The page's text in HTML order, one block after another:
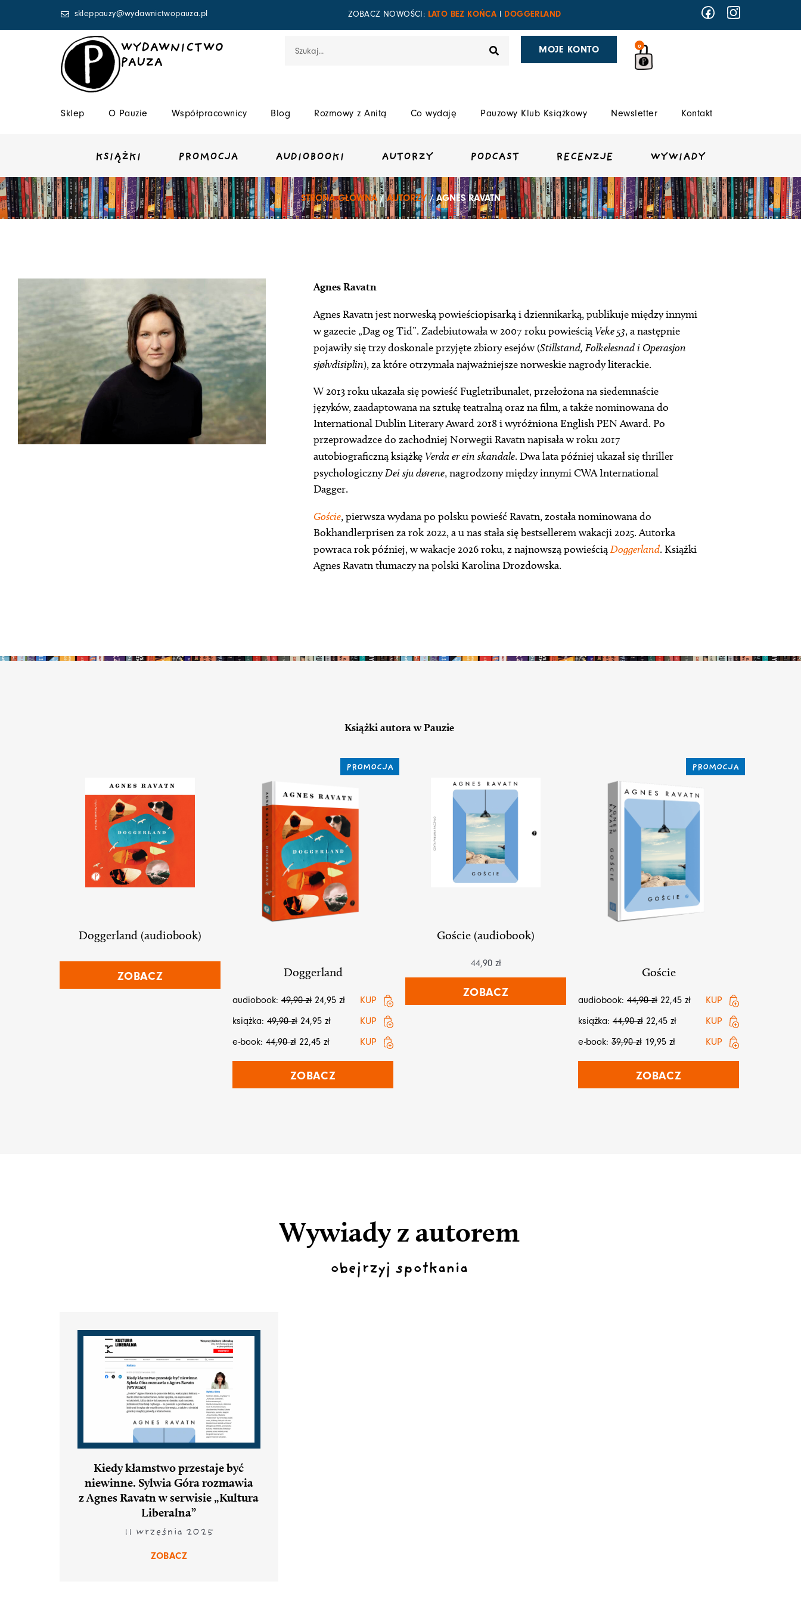
skleppauzy@wydawnictwopauza.pl ZOBACZ NOWOŚCI: LATO BEZ KOŃCA DOGGERLAND
WYDAWNICTWO
PAUZA
MOJE KONTO 0
Sklep O Pauzie Współpracownicy Blog Rozmowy z Anitą Co wydaję Pauzowy Klub Książkowy Newsletter Kontakt
KSIĄŻKI PROMOCJA AUDIOBOOKI AUTORZY PODCAST RECENZJE WYWIADY
STRONA GŁÓWNA/AUTORZY/ AGNES RAVATN
Agnes Ravatn
Agnes Ravatn jest norweską powieściopisarką i dziennikarką, publikuje między innymi
w gazecie „Dag og Tid”. Zadebiutowała w 2007 roku powieścią Veke 53, a następnie
pojawiły się trzy doskonale przyjęte zbiory esejów (Stillstand, Folkelesnad i Operasjon
sjølvdisiplin), za które otrzymała najważniejsze norweskie nagrody literackie.
W 2013 roku ukazała się powieść Fugletribunalet, przełożona na siedemnaście
języków, zaadaptowana na sztukę teatralną oraz na film, a także nominowana do
International Dublin Literary Award 2018 i wyróżniona English PEN Award. Po
przeprowadzce do zachodniej Norwegii Ravatn napisała w roku 2017
autobiograficzną książkę Verda er ein skandale. Dwa lata później ukazał się thriller
psychologicznyDei sju dørene, nagrodzony między innymi CWA International
Dagger.
Goście, pierwsza wydana po polsku powieść Ravatn, została nominowana do
Bokhandlerprisen za rok 2022, a u nas stała się bestsellerem wakacji 2025. Autorka
powraca rok później, w wakacje 2026 roku, z najnowszą powieściąDoggerland. Książki
Agnes Ravatn tłumaczy na polski Karolina Drozdowska.
Książki autora w Pauzie
Doggerland (audiobook)
ZOBACZ
PROMOCJA
Doggerland
audiobook: 49,90zł 24,95 zł
KUP
książka: 49,90zł 24,95 zł
KUP
e-book: 44,90zł 22,45 zł KUP
ZOBACZ
Goście (audiobook)
44,90 zł
ZOBACZ
PROMOCJA
Goście
audiobook: 44,90zł 22,45 zł
KUP
książka: 44,90zł 22,45 zł
KUP
e-book: 39,90zł 19,95 zł KUP
ZOBACZ
Wywiady z autorem
obejrzyj spotkania
Kiedy kłamstwo przestaje być
niewinne. Sylwia Góra rozmawia
z Agnes Ravatn w serwisie „Kultura
Liberalna”
11 września 2025
ZOBACZ